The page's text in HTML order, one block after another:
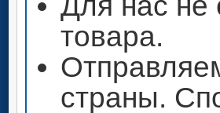
товара.
страны.